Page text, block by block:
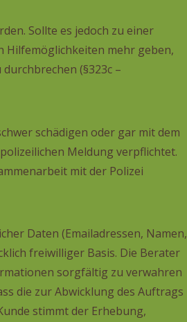
Sollte es jedoch zu einer
Hilfemöglichkeiten mehr geben,
(§323c –
schädigen oder gar mit dem
Meldung verpflichtet.
mit der Polizei
Daten (Emailadressen, Namen,
freiwilliger Basis. Die Berater
sorgfältig zu verwahren
die zur Abwicklung des Auftrags
stimmt der Erhebung,